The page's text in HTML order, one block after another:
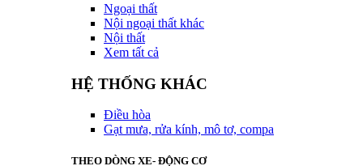
Ngoại thất
Nội ngoại thất khác
Nội thất
Xem tất cả
HỆ THỐNG KHÁC
Điều hòa
Gạt mưa, rửa kính, mô tơ, compa
THEO DÒNG XE- ĐỘNG CƠ